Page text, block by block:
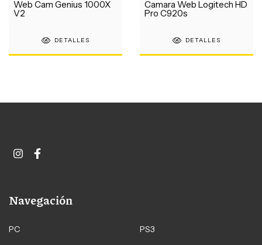
Web Cam Genius 1000X
V2
DETALLES
Camara Web Logitech HD
Pro C920s
DETALLES
Navegación
PC PS3